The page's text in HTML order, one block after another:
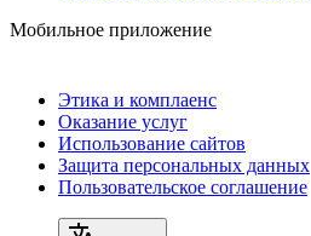
Мобильное приложение
Этика и комплаенс
Оказание услуг
Использование сайтов
Защита персональных данных
Пользовательское соглашение